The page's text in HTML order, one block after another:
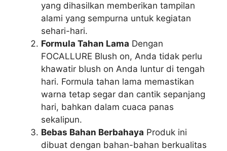
yang dihasilkan memberikan tampilan
alami yang sempurna untuk kegiatan
sehari-hari.
Formula Tahan Lama Dengan
FOCALLURE Blush on, Anda tidak perlu
khawatir blush on Anda luntur di tengah
hari. Formula tahan lama memastikan
warna tetap segar dan cantik sepanjang
hari, bahkan dalam cuaca panas
sekalipun.
Bebas Bahan Berbahaya Produk ini
dibuat dengan bahan-bahan berkualitas